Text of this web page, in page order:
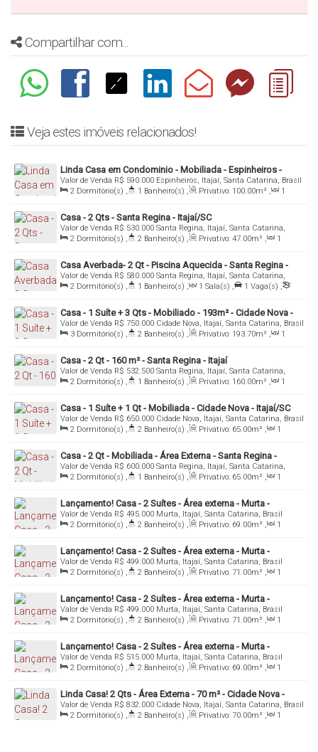
Compartilhar com...
Veja estes imóveis relacionados!
Linda Casa em Condominio - Mobiliada - Espinheiros -
Itajai/SC
R$ 590.000
Valor de Venda
Espinheiros, Itajaí, Santa Catarina, Brasil
2 Dormitório(s) , 1 Banheiro(s) , Privativo: 100.00m² ,
1
Sala(s) , Total: 140.00m² , 1 Vaga(s) , Útil: 100.00m²
Casa - 2 Qts - Santa Regina - Itajaí/SC
R$ 530.000
Valor de Venda
Santa Regina, Itajaí, Santa Catarina,
Brasil
2 Dormitório(s) , 2 Banheiro(s) , Privativo: 47.00m² ,
1
Sala(s) , Total: 170.00~ 1700.00m² , 3 Vaga(s) , Útil: 47.00m²
Casa Averbada- 2 Qt - Piscina Aquecida - Santa Regina -
Itajaí/SC
R$ 580.000
Valor de Venda
Santa Regina, Itajaí, Santa Catarina,
Brasil
2 Dormitório(s) , 1 Banheiro(s) , 1 Sala(s) , 1 Vaga(s) ,
Terreno: 200.00m² , Fundos: 20.00m , Frente: 10.00m
Casa - 1 Suíte + 3 Qts - Mobiliado - 193m² - Cidade Nova -
Itajaí
R$ 750.000
Valor de Venda
Cidade Nova, Itajaí, Santa Catarina, Brasil
3 Dormitório(s) , 2 Banheiro(s) , Privativo: 193.70m² ,
1
Sala(s) , 1 Suíte(s) , Total: 215.20m² , 1 Vaga(s) ,
Útil:
193
m²
Casa - 2 Qt - 160 m² - Santa Regina - Itajaí
R$ 532.500
Valor de Venda
Santa Regina, Itajaí, Santa Catarina,
Brasil
2 Dormitório(s) , 1 Banheiro(s) , Privativo: 160.00m² ,
1
Sala(s) , Total: 200.00m² , 2 Vaga(s) , Útil: 160.00m²
Casa - 1 Suíte + 1 Qt - Mobiliada - Cidade Nova - Itajaí/SC
R$ 650.000
Valor de Venda
Cidade Nova, Itajaí, Santa Catarina, Brasil
2 Dormitório(s) , 2 Banheiro(s) , Privativo: 65.00m² ,
1
Sala(s) , 1 Suíte(s) , 2 Vaga(s) , Útil: 65.00m²
Casa - 2 Qt - Mobiliada - Área Externa - Santa Regina -
Itajaí/SC
R$ 600.000
Valor de Venda
Santa Regina, Itajaí, Santa Catarina,
Brasil
2 Dormitório(s) , 1 Banheiro(s) , Privativo: 65.00m² ,
1
Sala(s) , 1 Vaga(s) , Útil: 65.00m²
Lançamento! Casa - 2 Suítes - Área externa - Murta -
Itajaí/SC
R$ 495.000
Valor de Venda
Murta, Itajaí, Santa Catarina, Brasil
2 Dormitório(s) , 2 Banheiro(s) , Privativo: 69.00m² ,
1
Sala(s) , 2 Suíte(s) , 1 Vaga(s)
Lançamento! Casa - 2 Suítes - Área externa - Murta -
Itajaí/SC
R$ 499.000
Valor de Venda
Murta, Itajaí, Santa Catarina, Brasil
2 Dormitório(s) , 2 Banheiro(s) , Privativo: 71 .00m² ,
1
Sala(s) , 2 Suíte(s) , 1 Vaga(s)
Lançamento! Casa - 2 Suítes - Área externa - Murta -
Itajaí/SC
R$ 499.000
Valor de Venda
Murta, Itajaí, Santa Catarina, Brasil
2 Dormitório(s) , 2 Banheiro(s) , Privativo: 71 .00m² ,
1
Sala(s) , 2 Suíte(s) , 1 Vaga(s)
Lançamento! Casa - 2 Suítes - Área externa - Murta -
Itajaí/SC
R$ 515.000
Valor de Venda
Murta, Itajaí, Santa Catarina, Brasil
2 Dormitório(s) , 2 Banheiro(s) , Privativo: 69.00m² ,
1
Sala(s) , 2 Suíte(s) , 1 Vaga(s)
Linda Casa! 2 Qts - Área Externa - 70 m² - Cidade Nova -
Itajaí/SC
R$ 832.000
Valor de Venda
Cidade Nova, Itajaí, Santa Catarina, Brasil
2 Dormitório(s) , 2 Banheiro(s) , Privativo: 70.00m² ,
1